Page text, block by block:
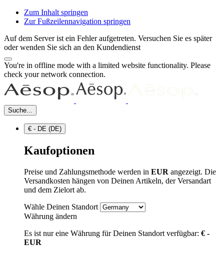
Zum Inhalt springen
Zur Fußzeilennavigation springen
Auf dem Server ist ein Fehler aufgetreten. Versuchen Sie es später
oder wenden Sie sich an den Kundendienst
You're in offline mode with a limited website functionality. Please
check your network connection.
Suche...
€ - DE (DE)
Kaufoptionen
Preise und Zahlungsmethode werden in EUR angezeigt. Die
Versandkosten hängen von Deinen Artikeln, der Versandart
und dem Zielort ab.
Wähle Deinen Standort
Währung ändern
Es ist nur eine Währung für Deinen Standort verfügbar: € -
EUR